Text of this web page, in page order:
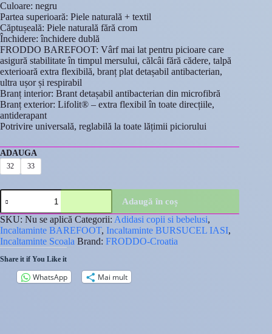
Culoare: negru
Partea superioară: Piele naturală + textil
Căptușeală: Piele naturală fără crom
Închidere: închidere dublă
FRODDO BAREFOOT: Vârf mai lat pentru picioare care
asigură stabilitate în timpul mersului, călcâi fără cădere, talpă
exterioară extra flexibilă, branț plat detașabil antibacterian,
ultra ușor și respirabil
Branț interior: Brant detașabil antibacterian din microfibră
Branț exterior: Lifolit® – extra flexibil în toate direcțiile,
antiderapant
Potrivire universală, reglabilă la toate lățimii piciorului
ADAUGA
32 33
Cantitate
Pantofi
Froddo
barefoot,Back
to
school
Adaugă în coș
SKU: Nu se aplică Categorii: Adidasi copii si bebelusi,
Incaltaminte BAREFOOT, Incaltaminte BURSUCEL IASI,
Incaltaminte Scoala Brand: FRODDO-Croatia
Share it if You Like it
WhatsApp Mai mult